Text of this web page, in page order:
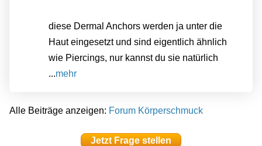
diese Dermal Anchors werden ja unter die
Haut eingesetzt und sind eigentlich ähnlich
wie Piercings, nur kannst du sie natürlich
...mehr
Alle Beiträge anzeigen: Forum Körperschmuck
Jetzt Frage stellen